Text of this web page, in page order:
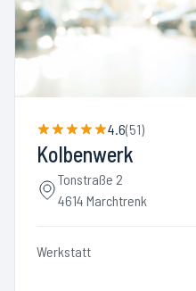
4.6(51)
Kolbenwerk
Tonstraße 2
4614 Marchtrenk
Werkstatt